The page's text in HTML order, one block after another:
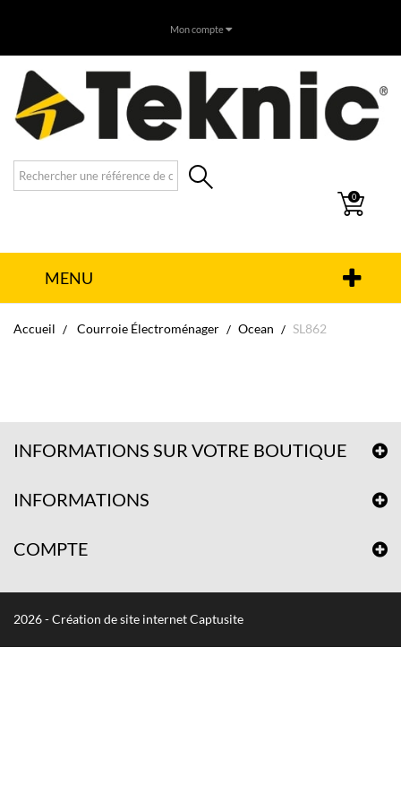
Mon compte
0
MENU
Accueil Courroie Électroménager Ocean SL862
INFORMATIONS SUR VOTRE BOUTIQUE
INFORMATIONS
COMPTE
2026 - Création de site internet Captusite